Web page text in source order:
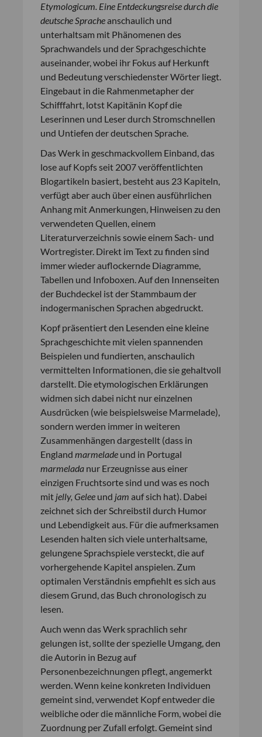
Etymologicum. Eine Entdeckungsreise durch die
deutsche Spracheanschaulich und
unterhaltsam mit Phänomenen des
Sprachwandels und der Sprachgeschichte
auseinander, wobei ihr Fokus auf Herkunft
und Bedeutung verschiedenster Wörter liegt.
Eingebaut in die Rahmenmetapher der
Schifffahrt, lotst Kapitänin Kopf die
Leserinnen und Leser durch Stromschnellen
und Untiefen der deutschen Sprache.
Das Werk in geschmackvollem Einband, das
lose auf Kopfs seit 2007 veröffentlichten
Blogartikeln basiert, besteht aus 23 Kapiteln,
verfügt aber auch über einen ausführlichen
Anhang mit Anmerkungen, Hinweisen zu den
verwendeten Quellen, einem
Literaturverzeichnis sowie einem Sach- und
Wortregister. Direkt im Text zu finden sind
immer wieder auflockernde Diagramme,
Tabellen und Infoboxen. Auf den Innenseiten
der Buchdeckel ist der Stammbaum der
indogermanischen Sprachen abgedruckt.
Kopf präsentiert den Lesenden eine kleine
Sprachgeschichte mit vielen spannenden
Beispielen und fundierten, anschaulich
vermittelten Informationen, die sie gehaltvoll
darstellt. Die etymologischen Erklärungen
widmen sich dabei nicht nur einzelnen
Ausdrücken (wie beispielsweise Marmelade),
sondern werden immer in weiteren
Zusammenhängen dargestellt (dass in
England marmelade und in Portugal
marmelada nur Erzeugnisse aus einer
einzigen Fruchtsorte sind und was es noch
mit jelly, Gelee und jam auf sich hat). Dabei
zeichnet sich der Schreibstil durch Humor
und Lebendigkeit aus. Für die aufmerksamen
Lesenden halten sich viele unterhaltsame,
gelungene Sprachspiele versteckt, die auf
vorhergehende Kapitel anspielen. Zum
optimalen Verständnis empfiehlt es sich aus
diesem Grund, das Buch chronologisch zu
lesen.
Auch wenn das Werk sprachlich sehr
gelungen ist, sollte der spezielle Umgang, den
die Autorin in Bezug auf
Personenbezeichnungen pflegt, angemerkt
werden. Wenn keine konkreten Individuen
gemeint sind, verwendet Kopf entweder die
weibliche oder die männliche Form, wobei die
Zuordnung per Zufall erfolgt. Gemeint sind